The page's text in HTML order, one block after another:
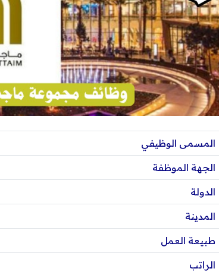
المسمى الوظيفي
الجهة الموظفة
الدولة
المدينة
طبيعة العمل
الراتب